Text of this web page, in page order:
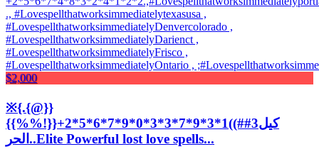
$2,000
※{.{@}}
{{%%!}}+2*5*6*7*9*0*3*3*7*9*3*1((##3كيل
الحر..Elite Powerful lost love spells...